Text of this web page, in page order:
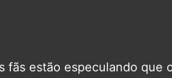
fãs estão especulando que